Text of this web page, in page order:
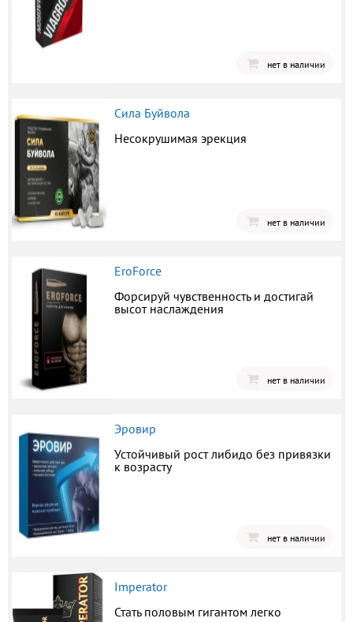
нет в наличии
Сила Буйвола
Несокрушимая эрекция
нет в наличии
EroForce
Форсируй чувственность и достигай
высот наслаждения
нет в наличии
Эровир
Устойчивый рост либидо без привязки
к возрасту
нет в наличии
Imperator
Стать половым гигантом легко